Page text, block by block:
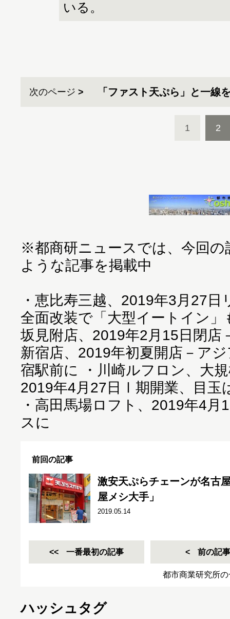
いる。
次のページ 「ファスト天ぷら」と一線
1 2
※都商研ニュースでは、今回の
ような記事を掲載中
・ 恵比寿三越、2019年3月27日
全面改装で「大型イートイン」
坂見附店、2019年2月15日閉店
新宿店、2019年初夏開店－ア
宿駅前に
・ 川崎ルフロン、大
2019年4月27日Ⅰ期開業、目玉
・ 高田馬場ロフト、2019年4月
スに
前回の記事
激安天ぷらチェーンが名古
屋メシ大手」
2019.05.14
一番最初の記事 前の記事
都市商業研究所
ハッシュタグ